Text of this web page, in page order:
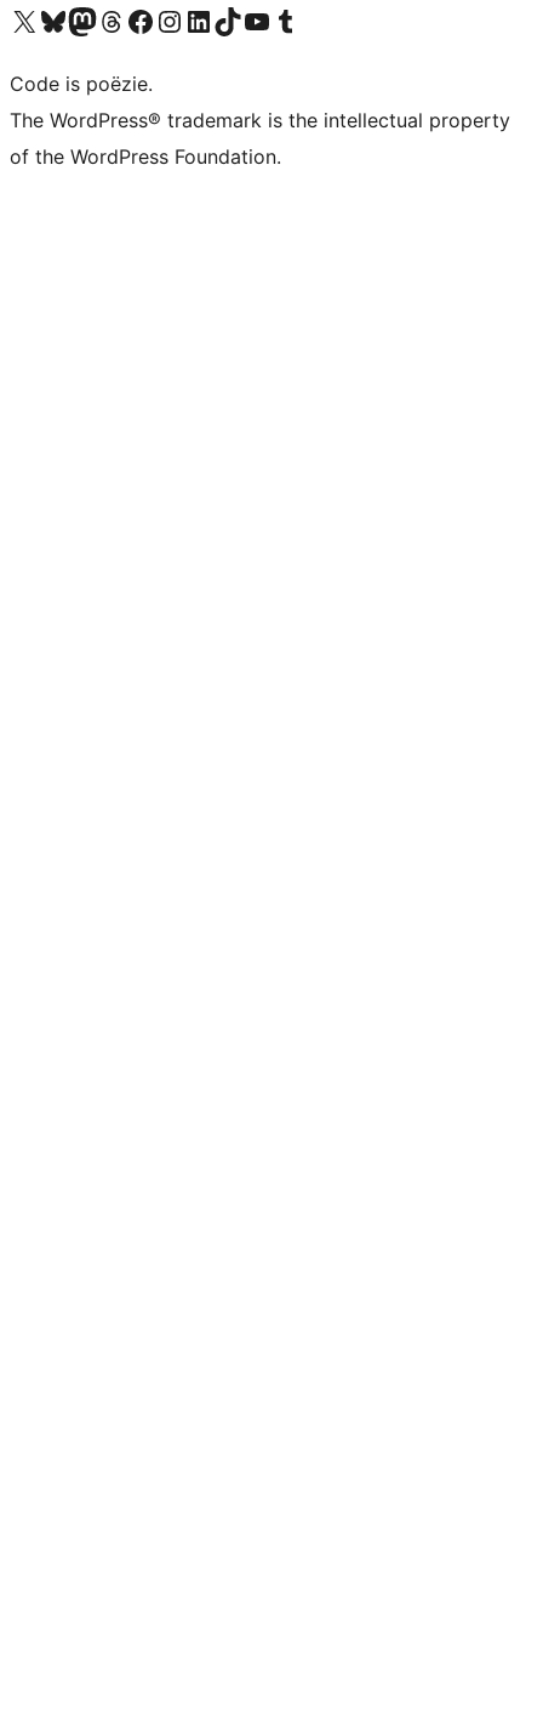
Bezoek ons X (voorheen Twitter) account
Bezoek ons Bluesky account
Bezoek ons Mastodon account
Bezoek ons Threads account
Onze Facebook pagina bezoeken
Bezoek ons Instagram account
Bezoek ons LinkedIn account
Bezoek ons TikTok account
Bezoek ons YouTube kanaalBezoek ons Tumblr account
Code is poëzie.
The WordPress® trademark is the intellectual property
of the WordPress Foundation.